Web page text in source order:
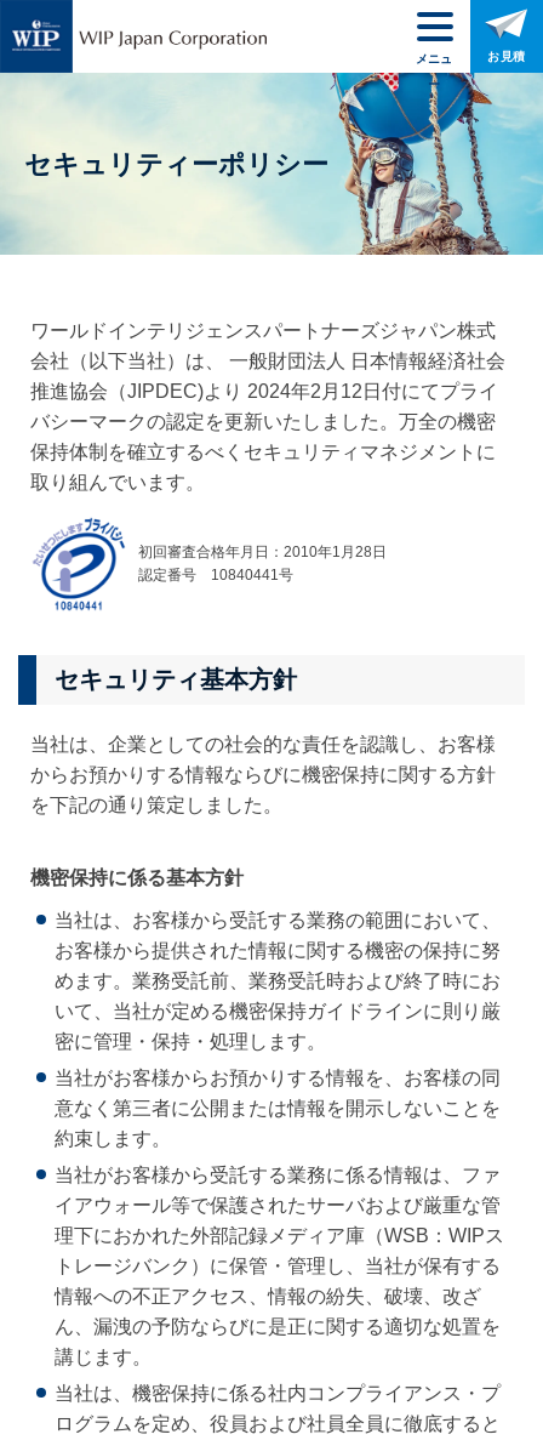
セキュリティーポリシー
ワールドインテリジェンスパートナーズジャパン株式
会社（以下当社）は、 一般財団法人 日本情報経済社会
推進協会（JIPDEC)より 2024年2月12日付にてプライ
バシーマークの認定を更新いたしました。万全の機密
保持体制を確立するべくセキュリティマネジメントに
取り組んでいます。
初回審査合格年月日：2010年1月28日
認定番号 10840441号
セキュリティ基本方針
当社は、企業としての社会的な責任を認識し、お客様
からお預かりする情報ならびに機密保持に関する方針
を下記の通り策定しました。
機密保持に係る基本方針
当社は、お客様から受託する業務の範囲において、
お客様から提供された情報に関する機密の保持に努
めます。業務受託前、業務受託時および終了時にお
いて、当社が定める機密保持ガイドラインに則り厳
密に管理・保持・処理します。
当社がお客様からお預かりする情報を、お客様の同
意なく第三者に公開または情報を開示しないことを
約束します。
当社がお客様から受託する業務に係る情報は、ファ
イアウォール等で保護されたサーバおよび厳重な管
理下におかれた外部記録メディア庫（WSB：WIPス
トレージバンク）に保管・管理し、当社が保有する
情報への不正アクセス、情報の紛失、破壊、改ざ
ん、漏洩の予防ならびに是正に関する適切な処置を
講じます。
当社は、機密保持に係る社内コンプライアンス・プ
ログラムを定め、役員および社員全員に徹底すると
メニュ
ー
お見積